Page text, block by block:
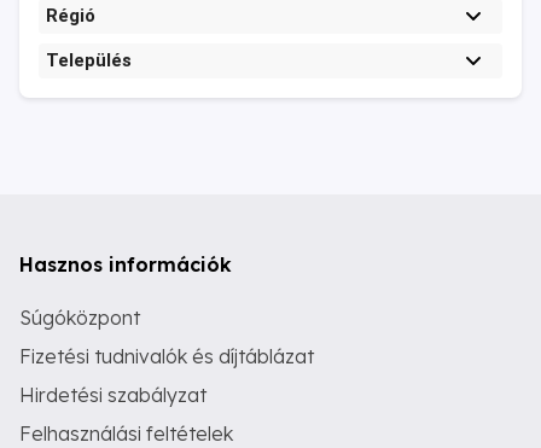
Régió
Település
Hasznos információk
Súgóközpont
Fizetési tudnivalók és díjtáblázat
Hirdetési szabályzat
Felhasználási feltételek